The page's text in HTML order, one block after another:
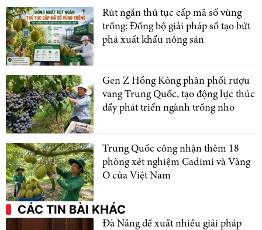
Rút ngắn thủ tục cấp mã số vùng
trồng: Đồng bộ giải pháp số tạo bứt
phá xuất khẩu nông sản
Gen Z Hồng Kông phân phối rượu
vang Trung Quốc, tạo động lực thúc
đẩy phát triển ngành trồng nho
Trung Quốc công nhận thêm 18
phòng xét nghiệm Cadimi và Vàng
O của Việt Nam
CÁC TIN BÀI KHÁC
Đà Nẵng đề xuất nhiều giải pháp